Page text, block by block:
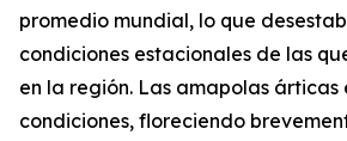
promedio mundial, lo que
condiciones estacionales de las
en la región. Las amapolas árticas
condiciones, floreciendo